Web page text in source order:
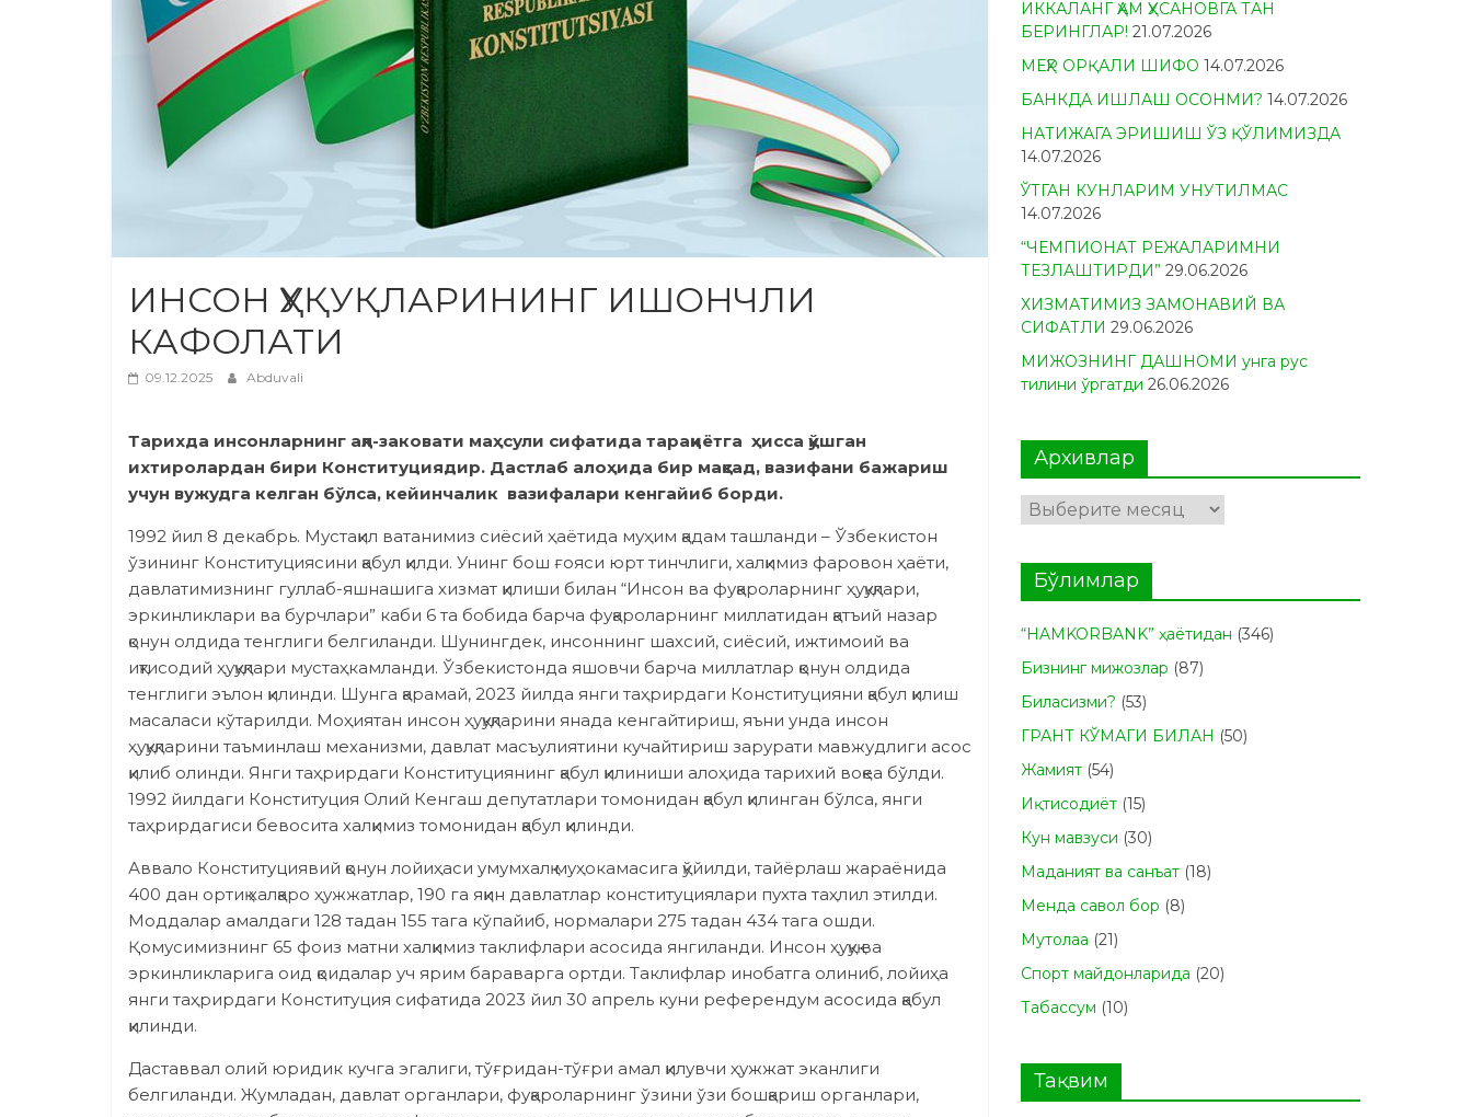
ИНСОН ҲУҚУҚЛАРИНИНГ ИШОНЧЛИ
КАФОЛАТИ
09.12.2025 Abduvali
Тарихда инсонларнинг ақл-заковати маҳсули сифатида тараққиётга ҳисса қўшган
ихтиролардан бири Конституциядир. Дастлаб алоҳида бир мақсад, вазифани бажариш
учун вужудга келган бўлса, кейинчалик вазифалари кенгайиб борди.
1992 йил 8 декабрь. Мустақил ватанимиз сиёсий ҳаётида муҳим қадам ташланди – Ўзбекистон
ўзининг Конституциясини қабул қилди. Унинг бош ғояси юрт тинчлиги, халқимиз фаровон ҳаёти,
давлатимизнинг гуллаб-яшнашига хизмат қилиши билан “Инсон ва фуқароларнинг ҳуқуқлари,
эркинликлари ва бурчлари” каби 6 та бобида барча фуқароларнинг миллатидан қатъий назар
қонун олдида тенглиги белгиланди. Шунингдек, инсоннинг шахсий, сиёсий, ижтимоий ва
иқтисодий ҳуқуқлари мустаҳкамланди. Ўзбекистонда яшовчи барча миллатлар қонун олдида
тенглиги эълон қилинди. Шунга қарамай, 2023 йилда янги таҳрирдаги Конституцияни қабул қилиш
масаласи кўтарилди. Моҳиятан инсон ҳуқуқларини янада кенгайтириш, яъни унда инсон
ҳуқуқларини таъминлаш механизми, давлат масъулиятини кучайтириш зарурати мавжудлиги асос
қилиб олинди. Янги таҳрирдаги Конституциянинг қабул қилиниши алоҳида тарихий воқеа бўлди.
1992 йилдаги Конституция Олий Кенгаш депутатлари томонидан қабул қилинган бўлса, янги
таҳрирдагиси бевосита халқимиз томонидан қабул қилинди.
Аввало Конституциявий қонун лойиҳаси умумхалқ муҳокамасига қўйилди, тайёрлаш жараёнида
400 дан ортиқ халқаро ҳужжатлар, 190 га яқин давлатлар конституциялари пухта таҳлил этилди.
Моддалар амалдаги 128 тадан 155 тага кўпайиб, нормалари 275 тадан 434 тага ошди.
Қомусимизнинг 65 фоиз матни халқимиз таклифлари асосида янгиланди. Инсон ҳуқуқ ва
эркинликларига оид қоидалар уч ярим бараварга ортди. Таклифлар инобатга олиниб, лойиҳа
янги таҳрирдаги Конституция сифатида 2023 йил 30 апрель куни референдум асосида қабул
қилинди.
Даставвал олий юридик кучга эгалиги, тўғридан-тўғри амал қилувчи ҳужжат эканлиги
белгиланди. Жумладан, давлат органлари, фуқароларнинг ўзини ўзи бошқариш органлари,
ИККАЛАНГ ҲАМ ҲУСАНОВГА ТАН
БЕРИНГЛАР! 21.07.2026
МЕҲР ОРҚАЛИ ШИФО 14.07.2026
БАНКДА ИШЛАШ ОСОНМИ? 14.07.2026
НАТИЖАГА ЭРИШИШ ЎЗ ҚЎЛИМИЗДА
14.07.2026
ЎТГАН КУНЛАРИМ УНУТИЛМАС
14.07.2026
“ЧЕМПИОНАТ РЕЖАЛАРИМНИ
ТЕЗЛАШТИРДИ” 29.06.2026
ХИЗМАТИМИЗ ЗАМОНАВИЙ ВА
СИФАТЛИ 29.06.2026
МИЖОЗНИНГ ДАШНОМИ унга рус
тилини ўргатди 26.06.2026
Архивлар
Архивлар
Бўлимлар
“HAMKORBANK” ҳаётидан (346)
Бизнинг мижозлар (87)
Биласизми? (53)
ГРАНТ КЎМАГИ БИЛАН (50)
Жамият (54)
Иқтисодиёт (15)
Кун мавзуси (30)
Маданият ва санъат (18)
Менда савол бор (8)
Мутолаа (21)
Спорт майдонларида (20)
Табасcум (10)
Тақвим